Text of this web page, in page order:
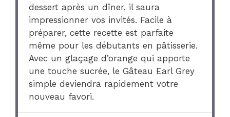
dessert après un dîner, il saura
impressionner vos invités. Facile à
préparer, cette recette est parfaite
même pour les débutants en pâtisserie.
Avec un glaçage d’orange qui apporte
une touche sucrée, le Gâteau Earl Grey
simple deviendra rapidement votre
nouveau favori.